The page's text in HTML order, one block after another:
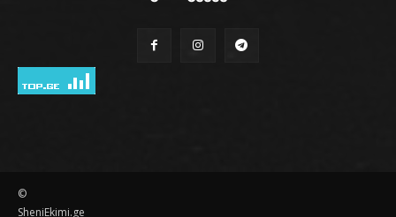
©
SheniEkimi.ge